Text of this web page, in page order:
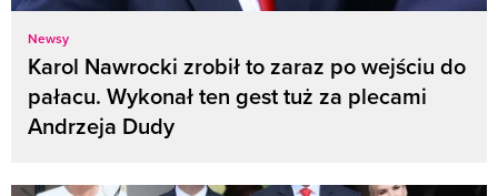
Newsy
Karol Nawrocki zrobił to zaraz po wejściu do
pałacu. Wykonał ten gest tuż za plecami
Andrzeja Dudy